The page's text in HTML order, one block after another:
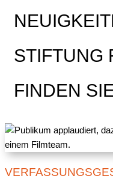
STIFTUNG
FINDEN